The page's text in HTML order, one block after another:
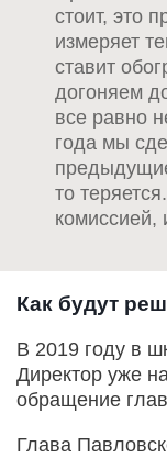
стоит, это
измеряет
ставит
догоняем
все равно
года мы
то
комиссией,
Как будут
В 2019 году в
Директор уже
обращение
Глава